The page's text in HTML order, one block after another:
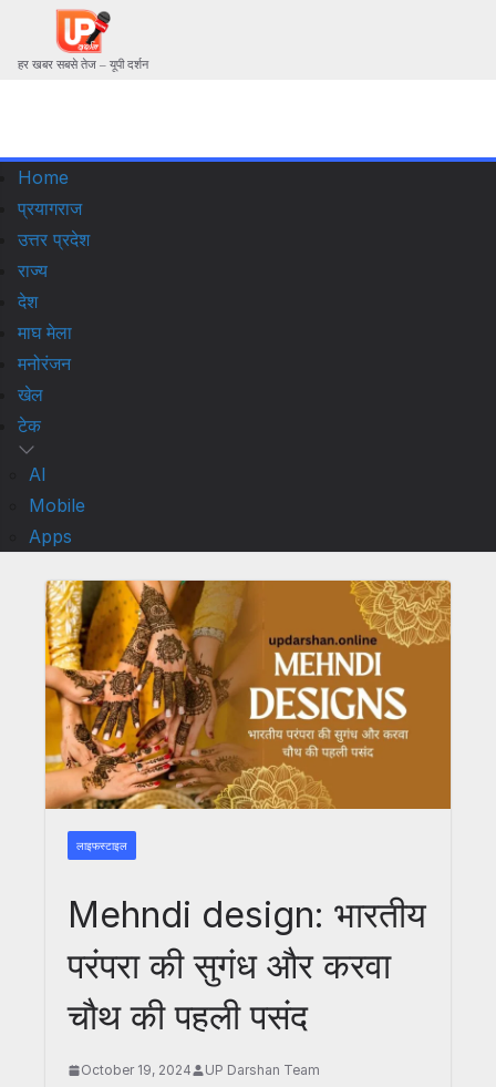
हर खबर सबसे तेज – यूपी दर्शन
Home
प्रयागराज
उत्तर प्रदेश
राज्य
देश
माघ मेला
मनोरंजन
खेल
टेक
AI
Mobile
Apps
लाइफस्टाइल
Mehndi design: भारतीय
परंपरा की सुगंध और करवा
चौथ की पहली पसंद
October 19, 2024 UP Darshan Team